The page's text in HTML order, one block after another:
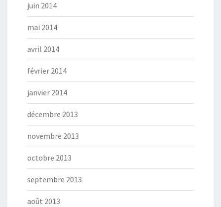
juin 2014
mai 2014
avril 2014
février 2014
janvier 2014
décembre 2013
novembre 2013
octobre 2013
septembre 2013
août 2013